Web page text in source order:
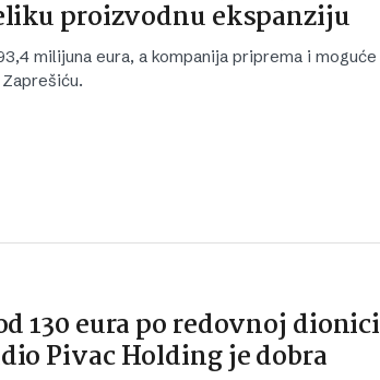
proizvodnu ekspanziju
milijuna eura, a kompanija priprema i moguće
130 eura po redovnoj dionici
Pivac Holding je dobra